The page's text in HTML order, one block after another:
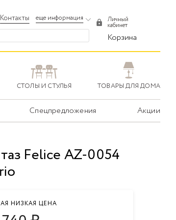
Контакты еще информация Личный
кабинет
Корзина
СТОЛЫ И СТУЛЬЯ ТОВАРЫ ДЛЯ ДОМА
Спецпредложения Акции
Felice AZ-0054
НИЗКАЯ ЦЕНА